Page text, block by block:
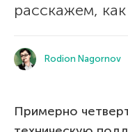
расскажем,
Rodion Nagornov
Примерно